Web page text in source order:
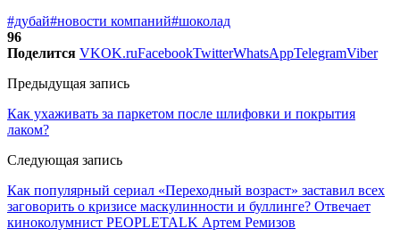
#дубай#новости компаний#шоколад
96
Поделится VKOK.ruFacebookTwitterWhatsAppTelegramViber
Предыдущая запись
Как ухаживать за паркетом после шлифовки и покрытия
лаком?
Следующая запись
Как популярный сериал «Переходный возраст» заставил всех
заговорить о кризисе маскулинности и буллинге? Отвечает
киноколумнист PEOPLETALK Артем Ремизов